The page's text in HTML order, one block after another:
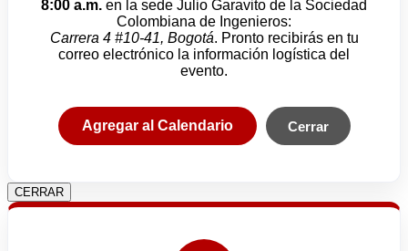
8:00 a.m. en la sede Julio Garavito de la Sociedad
Colombiana de Ingenieros:
Carrera 4 #10-41, Bogotá. Pronto recibirás en tu
correo electrónico la información logística del
evento.
Agregar al Calendario Cerrar
CERRAR